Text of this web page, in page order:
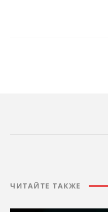
ЧИТАЙТЕ ТАКЖЕ